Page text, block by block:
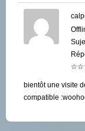
bientôt une visite
compatible